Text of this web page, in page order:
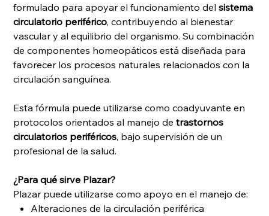
formulado para apoyar el funcionamiento delsistema
circulatorio periférico, contribuyendo al bienestar
vascular y al equilibrio del organismo. Su combinación
de componentes homeopáticos está diseñada para
favorecer los procesos naturales relacionados con la
circulación sanguínea.
Esta fórmula puede utilizarse como coadyuvante en
protocolos orientados al manejo detrastornos
circulatorios periféricos, bajo supervisión de un
profesional de la salud.
¿Para qué sirve Plazar?
Plazar puede utilizarse como apoyo en el manejo de:
Alteraciones de la circulación periférica